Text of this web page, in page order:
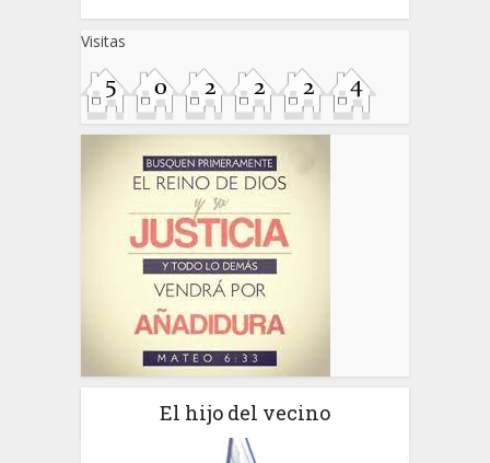
Visitas
El hijo del vecino